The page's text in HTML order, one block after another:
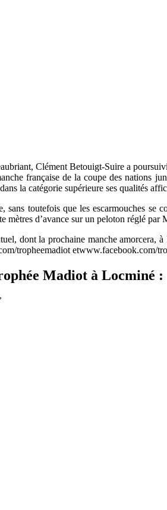
Clément Betouigt-Suire a
française de la coupe des nations
la catégorie supérieure ses qualités
sans toutefois que les escarmouches
mètres d’avance sur un peloton réglé
dont la prochaine manche amorcera,
tropheemadiot etwww.facebook.com/
Madiot à Locminé :